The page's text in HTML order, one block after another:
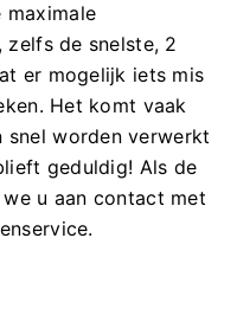
maximale
de snelste, 2
er mogelijk iets mis
Het komt vaak
worden verwerkt
geduldig! Als de
u aan contact met